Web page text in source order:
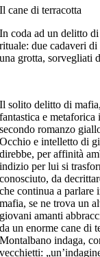
Il cane di terracotta
In coda ad un delitto
rituale: due cadaveri
una grotta, sorvegliati
Il solito delitto di
fantastica e
secondo romanzo
Occhio e intelletto di
direbbe, per affinità
indizio per lui si
conosciuto, da
che continua a parlare
mafia, se ne trova un
giovani amanti
da un enorme cane di
Montalbano indaga,
vecchietti: